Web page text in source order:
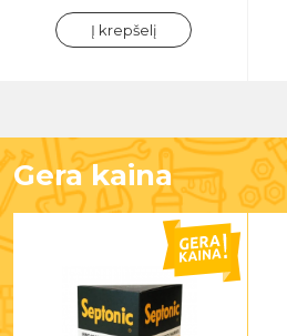
Į krepšelį
Gera kaina